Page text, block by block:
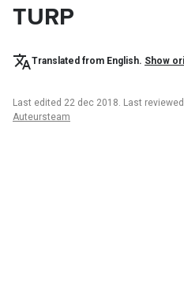
TURP
Translated from English. Show
Last edited 22 dec 2018. Last
Auteursteam